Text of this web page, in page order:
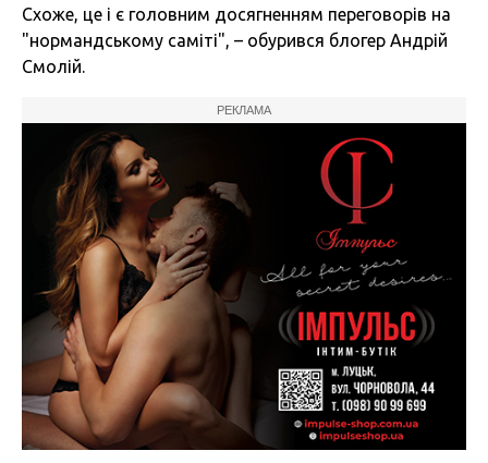
Схоже, це і є головним досягненням переговорів на
"нормандському саміті", – обурився блогер Андрій
Смолій.
РЕКЛАМА